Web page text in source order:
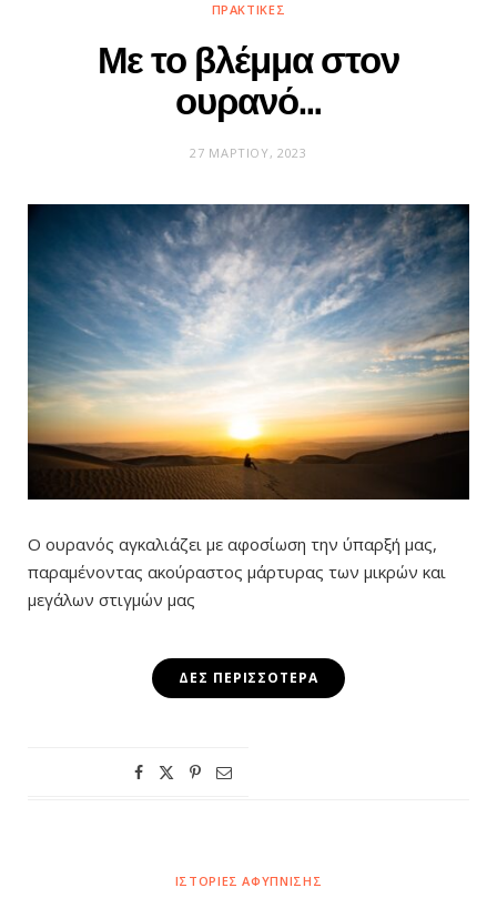
ΠΡΑΚΤΙΚΈΣ
Με το βλέμμα στον
ουρανό…
27 ΜΑΡΤΊΟΥ, 2023
Ο ουρανός αγκαλιάζει με αφοσίωση την ύπαρξή μας,
παραμένοντας ακούραστος μάρτυρας των μικρών και
μεγάλων στιγμών μας
ΔΕΣ ΠΕΡΙΣΣΌΤΕΡΑ
ΙΣΤΟΡΊΕΣ ΑΦΎΠΝΙΣΗΣ